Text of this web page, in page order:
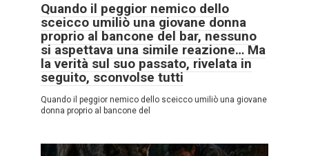
Quando il peggior nemico dello
sceicco umiliò una giovane donna
proprio al bancone del bar, nessuno
si aspettava una simile reazione… Ma
la verità sul suo passato, rivelata in
seguito, sconvolse tutti
Quando il peggior nemico dello sceicco umiliò una giovane
donna proprio al bancone del